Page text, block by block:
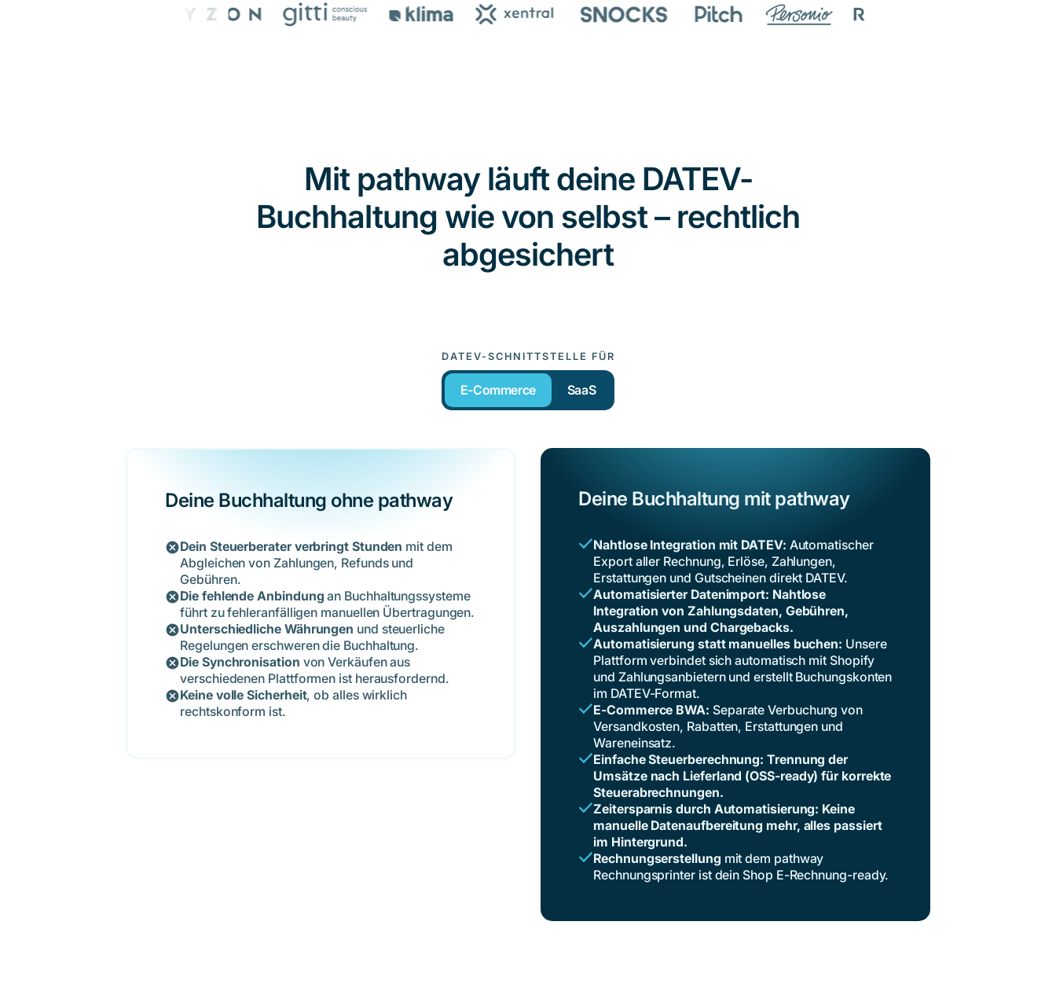
Mit pathway läuft deine DATEV-
Buchhaltung wie von selbst – rechtlich
abgesichert
DATEV-SCHNITTSTELLE FÜR
E-Commerce SaaS
Deine Buchhaltung ohne pathway
Dein Steuerberater verbringt Stunden mit dem
Abgleichen von Zahlungen, Refunds und
Gebühren.
Die fehlende Anbindung an Buchhaltungssysteme
führt zu fehleranfälligen manuellen Übertragungen.
Unterschiedliche Währungen und steuerliche
Regelungen erschweren die Buchhaltung.
Die Synchronisation von Verkäufen aus
verschiedenen Plattformen ist herausfordernd.
Keine volle Sicherheit, ob alles wirklich
rechtskonform ist.
Deine Buchhaltung mit pathway
Nahtlose Integration mit DATEV: Automatischer
Export aller Rechnung, Erlöse, Zahlungen,
Erstattungen und Gutscheinen direkt DATEV.
Automatisierter Datenimport: Nahtlose
Integration von Zahlungsdaten, Gebühren,
Auszahlungen und Chargebacks.
Automatisierung statt manuelles buchen: Unsere
Plattform verbindet sich automatisch mit Shopify
und Zahlungsanbietern und erstellt Buchungskonten
im DATEV-Format.
E-Commerce BWA: Separate Verbuchung von
Versandkosten, Rabatten, Erstattungen und
Wareneinsatz.
Einfache Steuerberechnung: Trennung der
Umsätze nach Lieferland (OSS-ready) für korrekte
Steuerabrechnungen.
Zeitersparnis durch Automatisierung: Keine
manuelle Datenaufbereitung mehr, alles passiert
im Hintergrund.
Rechnungserstellung mit dem pathway
Rechnungsprinter ist dein Shop E-Rechnung-ready.